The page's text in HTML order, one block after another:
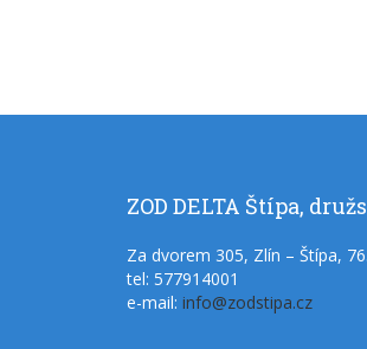
ZOD DELTA Štípa,
Za dvorem 305, Zlín – Štípa,
tel: 577914001
e-mail: info@zodstipa.cz